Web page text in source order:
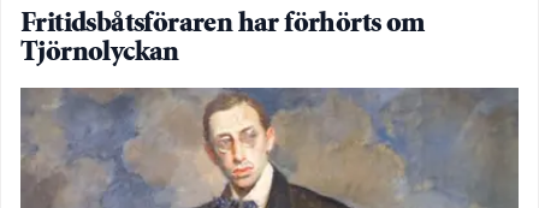
Fritidsbåtsföraren har förhörts om
Tjörnolyckan